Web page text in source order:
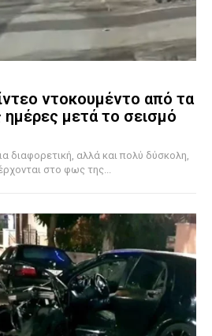
ντοκουμέντο από τα
ημέρες μετά το σεισμό
διαφορετική, αλλά και πολύ δύσκολη,
στο φως της...